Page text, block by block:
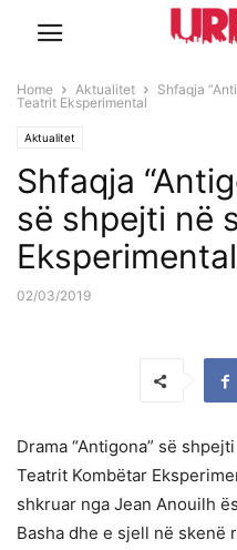
Home Aktualitet
Shfaqja
Teatrit Eksperimental
Aktualitet
Shfaqja
së shpejti në
Eksperimental
02/03/2019
Drama “Antigona” së
Teatrit Kombëtar
shkruar nga Jean Anouilh
Basha dhe e sjell në skenë